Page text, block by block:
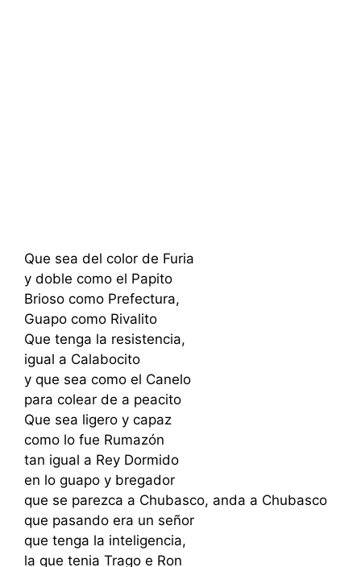
Que sea del color de Furia
y doble como el Papito
Brioso como Prefectura,
Guapo como Rivalito
Que tenga la resistencia,
igual a Calabocito
y que sea como el Canelo
para colear de a peacito
Que sea ligero y capaz
como lo fue Rumazón
tan igual a Rey Dormido
en lo guapo y bregador
que se parezca a Chubasco, anda a Chubasco
que pasando era un señor
que tenga la inteligencia,
la que tenia Trago e Ron